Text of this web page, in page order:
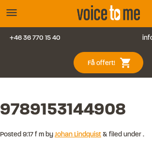
menu
Vanliga frågor
Kontakt
Blogg
+46 36 770 15 40
Få offert! shopping_cart
9789153144908
Posted 9:17 f m byJohan Lindquist&filed under .